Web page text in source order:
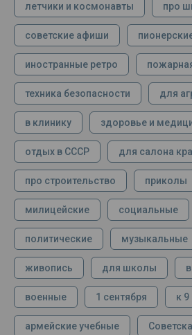
летчики и космонавты про
советские афиши
иностранные ретро
техника безопасности для
в клинику здоровье и
отдых в СССР для салона
про строительство приколы
милицейские социальные
политические музыкальные
живопись для школы
военные 1 сентября к
армейские учебные